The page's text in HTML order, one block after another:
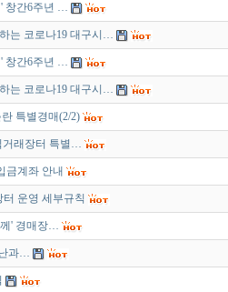
창간6주년 …
는 코로나19 대구시…
창간6주년 …
는 코로나19 대구시…
특별경매(2/2)
거래장터 특별…
금계좌 안내
운영 세부규칙
께' 경매장…
과…